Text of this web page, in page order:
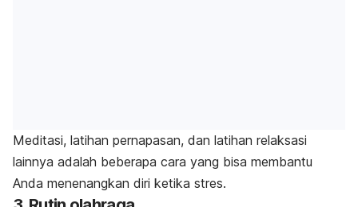
Meditasi, latihan pernapasan, dan latihan relaksasi
lainnya adalah beberapa cara yang bisa membantu
Anda menenangkan diri ketika stres.